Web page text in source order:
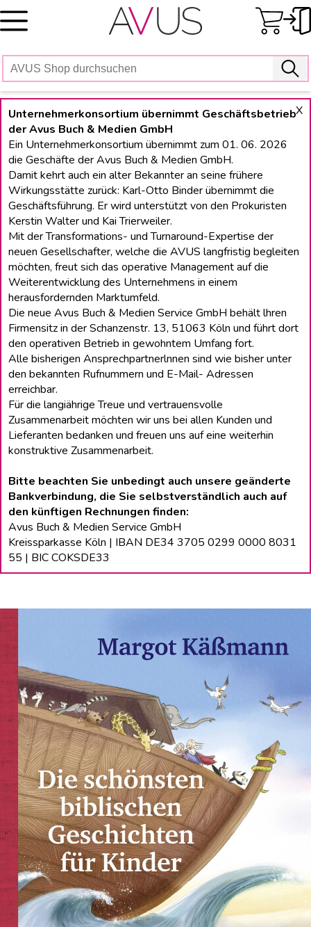
Skip
to
X
Unternehmerkonsortium übernimmt Geschäftsbetrieb
der Avus Buch & Medien GmbH
Ein Unternehmerkonsortium übernimmt zum 01. 06. 2026
die Geschäfte der Avus Buch & Medien GmbH.
Damit kehrt auch ein alter Bekannter an seine frühere
Wirkungsstätte zurück: Karl-Otto Binder übernimmt die
Geschäftsführung. Er wird unterstützt von den Prokuristen
Kerstin Walter und Kai Trierweiler.
Mit der Transformations- und Turnaround-Expertise der
neuen Gesellschafter, welche die AVUS langfristig begleiten
möchten, freut sich das operative Management auf die
Weiterentwicklung des Unternehmens in einem
herausfordernden Marktumfeld.
Die neue Avus Buch & Medien Service GmbH behält lhren
Firmensitz in der Schanzenstr. 13, 51063 Köln und führt dort
den operativen Betrieb in gewohntem Umfang fort.
Alle bisherigen Ansprechpartnerlnnen sind wie bisher unter
den bekannten Rufnummern und E-Mail- Adressen
erreichbar.
Für die langiährige Treue und vertrauensvolle
Zusammenarbeit möchten wir uns bei allen Kunden und
Lieferanten bedanken und freuen uns auf eine weiterhin
konstruktive Zusammenarbeit.
Bitte beachten Sie unbedingt auch unsere geänderte
Bankverbindung, die Sie selbstverständlich auch auf
den künftigen Rechnungen finden:
Avus Buch & Medien Service GmbH
Kreissparkasse Köln | IBAN DE34 3705 0299 0000 8031
55 | BIC COKSDE33